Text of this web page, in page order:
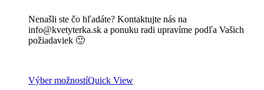
Nenašli ste čo hľadáte? Kontaktujte nás na
info@kvetyterka.sk a ponuku radi upravíme podľa Vašich
požiadaviek 🙂
Výber možnostíQuick View